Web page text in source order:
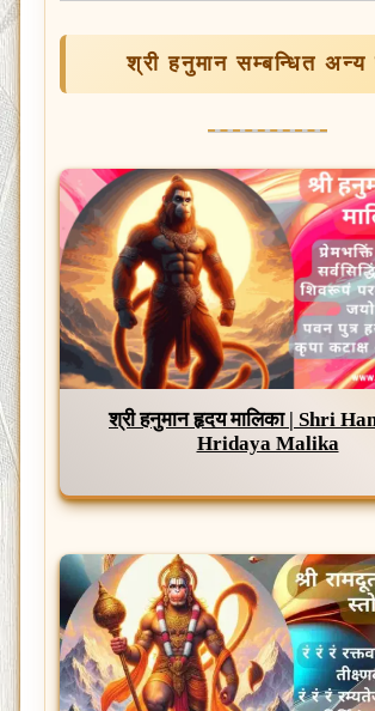
श्री हनुमान सम्बन्धित अन्य
श्री हनुमान हृदय मालिका | Shri
Hridaya Malika